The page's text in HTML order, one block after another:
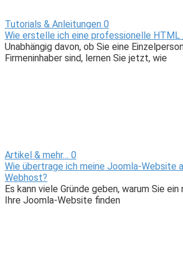
Tutorials & Anleitungen 0
Wie erstelle ich eine professionelle HTML
Unabhängig davon, ob Sie eine
Firmeninhaber sind, lernen Sie jetzt, wie
Artikel & mehr… 0
Wie übertrage ich meine Joomla-Website
Webhost?
Es kann viele Gründe geben, warum Sie
Ihre Joomla-Website finden